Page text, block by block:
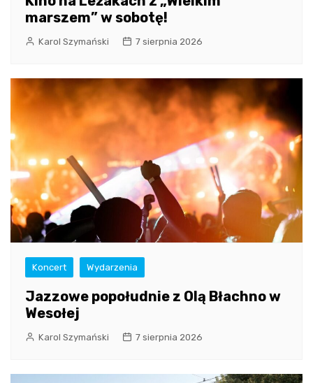
marszem” w sobotę!
Karol Szymański 7 sierpnia 2026
Koncert Wydarzenia
Jazzowe popołudnie z Olą Błachno w
Wesołej
Karol Szymański 7 sierpnia 2026